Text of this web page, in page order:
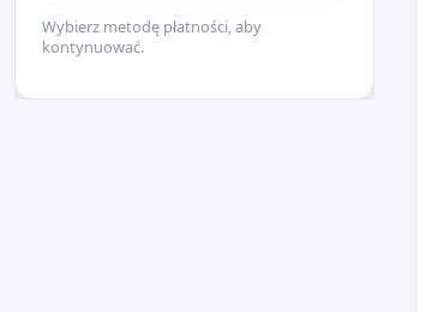
Wybierz metodę płatności, aby
kontynuować.